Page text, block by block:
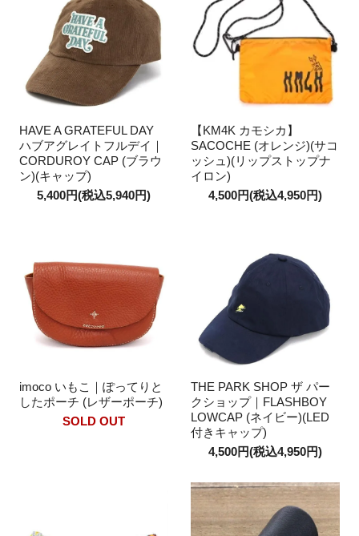
HAVE A GRATEFUL DAY
ハブアグレイトフルデイ｜
CORDUROY CAP (ブラウ
ン)(キャップ)
5,400円(税込5,940円)
【KM4K カモシカ】
SACOCHE (オレンジ)(サコ
ッシュ)(リップストップナ
イロン)
4,500円(税込4,950円)
imoco いもこ｜ぽってりと
したポーチ (レザーポーチ)
SOLD OUT
THE PARK SHOP ザ パー
クショップ｜FLASHBOY
LOWCAP (ネイビー)(LED
付きキャップ)
4,500円(税込4,950円)